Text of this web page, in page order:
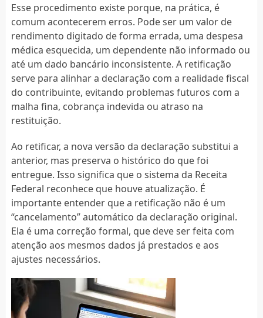
Esse procedimento existe porque, na prática, é
comum acontecerem erros. Pode ser um valor de
rendimento digitado de forma errada, uma despesa
médica esquecida, um dependente não informado ou
até um dado bancário inconsistente. A retificação
serve para alinhar a declaração com a realidade fiscal
do contribuinte, evitando problemas futuros com a
malha fina, cobrança indevida ou atraso na
restituição.
Ao retificar, a nova versão da declaração substitui a
anterior, mas preserva o histórico do que foi
entregue. Isso significa que o sistema da Receita
Federal reconhece que houve atualização. É
importante entender que a retificação não é um
“cancelamento” automático da declaração original.
Ela é uma correção formal, que deve ser feita com
atenção aos mesmos dados já prestados e aos
ajustes necessários.